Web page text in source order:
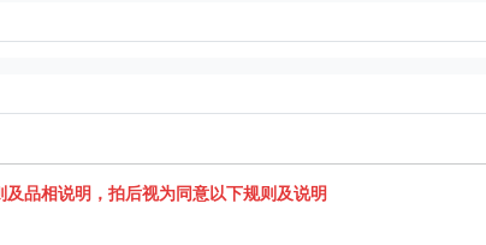
品相说明，拍后视为同意以下规则及说明